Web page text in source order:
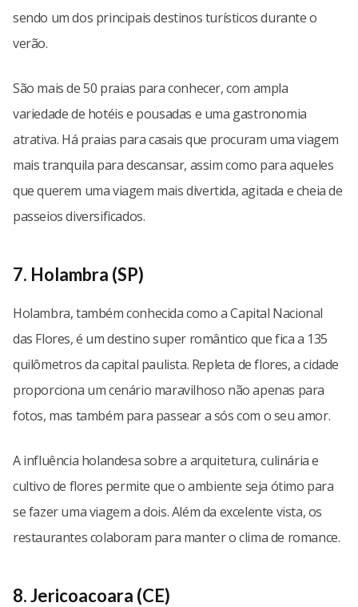
sendo um dos principais destinos turísticos durante o
verão.
São mais de 50 praias para conhecer, com ampla
variedade de hotéis e pousadas e uma gastronomia
atrativa. Há praias para casais que procuram uma viagem
mais tranquila para descansar, assim como para aqueles
que querem uma viagem mais divertida, agitada e cheia de
passeios diversificados.
7. Holambra (SP)
Holambra, também conhecida como a Capital Nacional
das Flores, é um destino super romântico que fica a 135
quilômetros da capital paulista. Repleta de flores, a cidade
proporciona um cenário maravilhoso não apenas para
fotos, mas também para passear a sós com o seu amor.
A influência holandesa sobre a arquitetura, culinária e
cultivo de flores permite que o ambiente seja ótimo para
se fazer uma viagem a dois. Além da excelente vista, os
restaurantes colaboram para manter o clima de romance.
8. Jericoacoara (CE)